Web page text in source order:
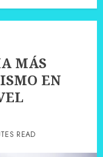
MÁS
EN
READ